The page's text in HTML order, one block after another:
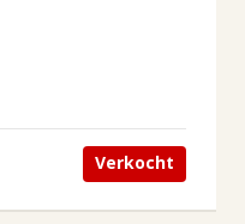
Verkocht